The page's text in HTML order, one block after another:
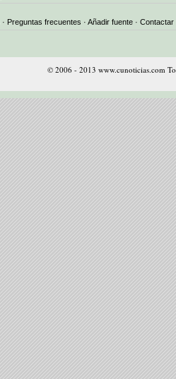
· Preguntas frecuentes · Añadir fuente · Contactar
© 2006 - 2013 www.cunoticias.com